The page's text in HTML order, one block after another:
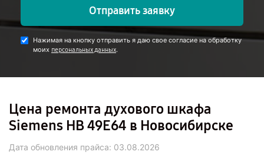
Отправить заявку
Нажимая на кнопку отправить я даю свое согласие на обработку
моих персональных данных.
Цена ремонта духового шкафа
Siemens HB 49E64 в Новосибирске
Дата обновления прайса: 03.08.2026